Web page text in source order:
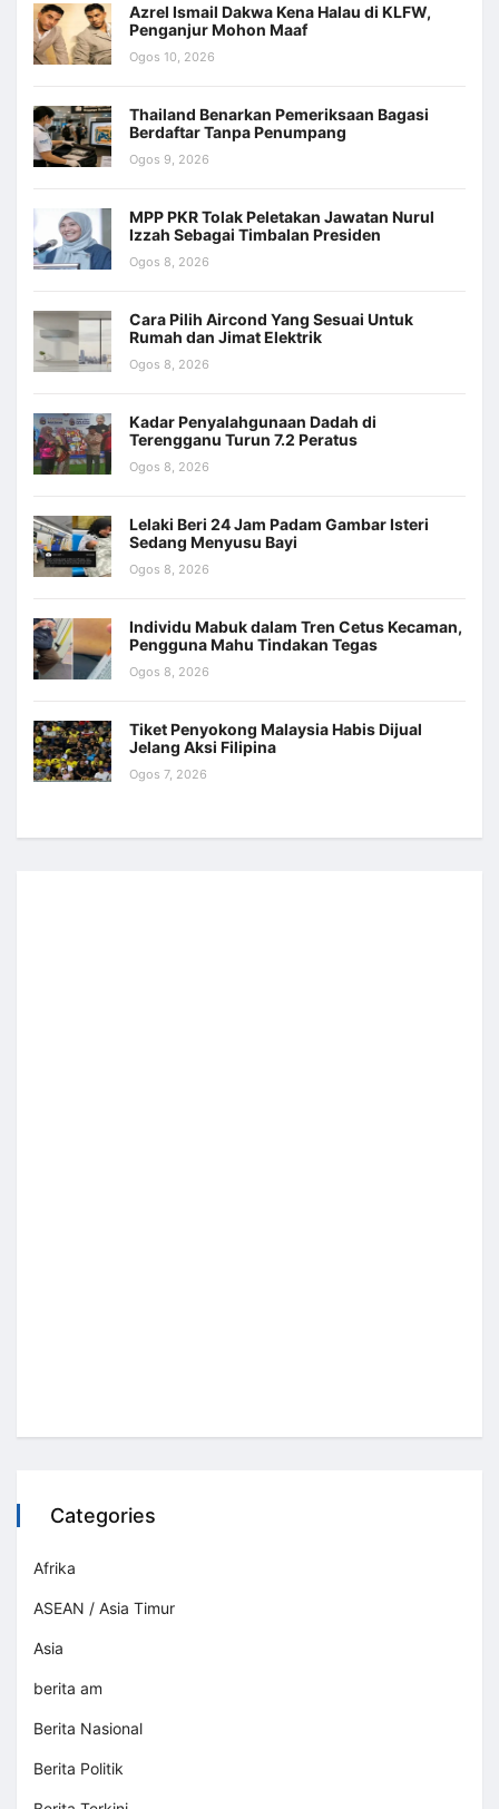
Azrel Ismail Dakwa Kena Halau di KLFW,
Penganjur Mohon Maaf
Ogos 10, 2026
Thailand Benarkan Pemeriksaan Bagasi
Berdaftar Tanpa Penumpang
Ogos 9, 2026
MPP PKR Tolak Peletakan Jawatan Nurul
Izzah Sebagai Timbalan Presiden
Ogos 8, 2026
Cara Pilih Aircond Yang Sesuai Untuk
Rumah dan Jimat Elektrik
Ogos 8, 2026
Kadar Penyalahgunaan Dadah di
Terengganu Turun 7.2 Peratus
Ogos 8, 2026
Lelaki Beri 24 Jam Padam Gambar Isteri
Sedang Menyusu Bayi
Ogos 8, 2026
Individu Mabuk dalam Tren Cetus Kecaman,
Pengguna Mahu Tindakan Tegas
Ogos 8, 2026
Tiket Penyokong Malaysia Habis Dijual
Jelang Aksi Filipina
Ogos 7, 2026
Categories
Afrika
ASEAN / Asia Timur
Asia
berita am
Berita Nasional
Berita Politik